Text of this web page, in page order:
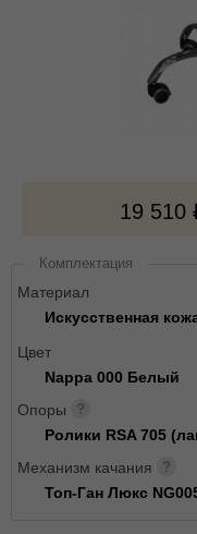
19 510
Комплектация
Материал
Искусственная
Цвет
Nappa 000 Белый
Опоры
Ролики RSA 705
Механизм качания
Топ-Ган Люкс